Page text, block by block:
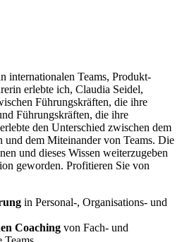
internationalen Teams, Produkt-
erlebte ich, Claudia Seidel,
Führungskräften, die ihre
Führungskräften, die ihre
den Unterschied zwischen dem
und dem Miteinander von Teams. Die
und dieses Wissen weiterzugeben
geworden. Profitieren Sie von
in Personal-, Organisations- und
Coaching von Fach- und